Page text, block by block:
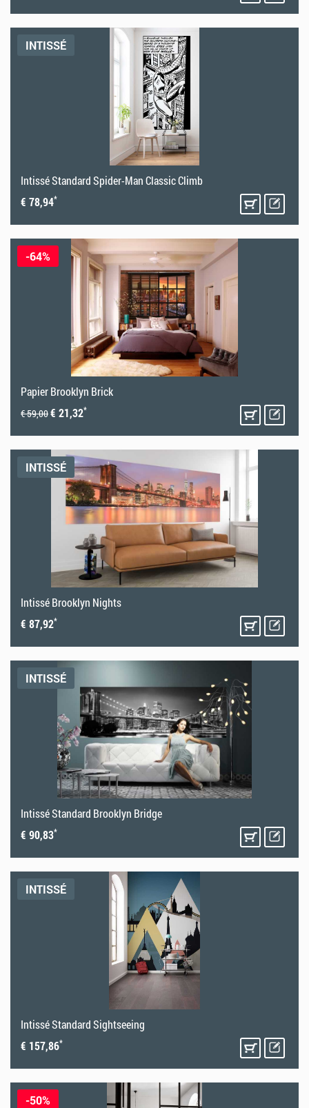
INTISSÉ
Intissé Standard Spider-Man Classic Climb
€ 78,94*
-64%
Papier Brooklyn Brick
€ 59,00€ 21,32*
INTISSÉ
Intissé Brooklyn Nights
€ 87,92*
INTISSÉ
Intissé Standard Brooklyn Bridge
€ 90,83*
INTISSÉ
Intissé Standard Sightseeing
€ 157,86*
-50%